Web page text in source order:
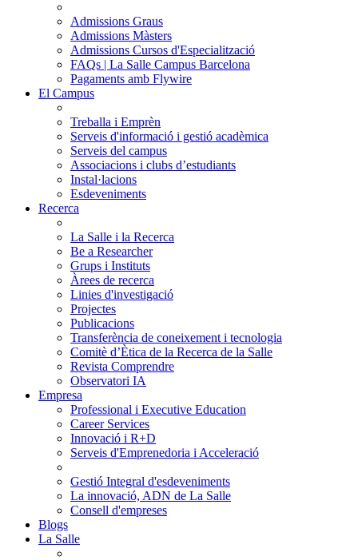
Admissions Graus
Admissions Màsters
Admissions Cursos d'Especialització
FAQs | La Salle Campus Barcelona
Pagaments amb Flywire
El Campus
Treballa i Emprèn
Serveis d'informació i gestió acadèmica
Serveis del campus
Associacions i clubs d’estudiants
Instal·lacions
Esdeveniments
Recerca
La Salle i la Recerca
Be a Researcher
Grups i Instituts
Àrees de recerca
Linies d'investigació
Projectes
Publicacions
Transferència de coneixement i tecnologia
Comitè d’Ètica de la Recerca de la Salle
Revista Comprendre
Observatori IA
Empresa
Professional i Executive Education
Career Services
Innovació i R+D
Serveis d'Emprenedoria i Acceleració
Gestió Integral d'esdeveniments
La innovació, ADN de La Salle
Consell d'empreses
Blogs
La Salle